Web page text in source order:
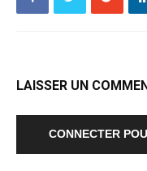
LAISSER UN
CONNECTER